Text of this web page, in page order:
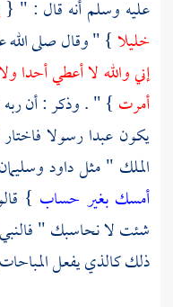
عليه وسلم أنه قال : " {
خليلا } " وقال صلى
إني والله لا أعطي أحدا
أمرت } " . وذكر : أن ربه
يكون عبدا رسولا
الملك " مثلداودوسليمان
أمسك بغير حساب }
شئت لا نحاسبك "
ذلك كالذي يفعل المباحات